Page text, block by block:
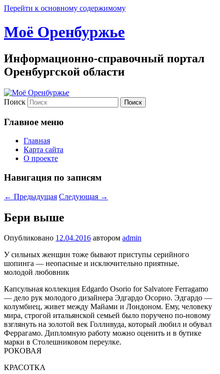
Перейти к основному содержимому
Моё Оренбуржье
Информационно-справочный портал
Оренбургской области
Поиск
Главное меню
Главная
Карта сайта
О проекте
Навигация по записям
← Предыдущая Следующая →
Бери выше
Опубликовано 12.04.2016 автором admin
У сильных женщин тоже бывают приступы серийного
шопинга — неопасные и исключительно приятные.
молодой любовник
Капсульная коллекция Edgardo Osorio for Salvatore Ferragamo
— дело рук молодого дизайнера Эдгардо Осорио. Эдгардо —
колумбиец, живет между Майами и Лондоном. Ему, человеку
мира, строгой итальянской семьей было поручено по-новому
взглянуть на золотой век Голливуда, который любил и обувал
Феррагамо. Дипломную работу можно оценить и в бутике
марки в Столешниковом переулке.
РОКОВАЯ
КРАСОТКА